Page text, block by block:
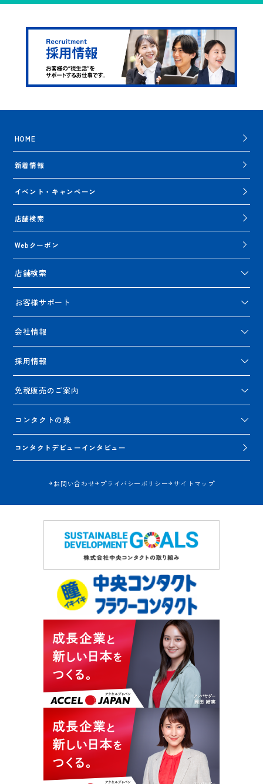
HOME
新着情報
イベント・キャンペーン
店舗検索
Webクーポン
店舗検索
お客様サポート
会社情報
採用情報
免税販売のご案内
コンタクトの泉
コンタクトデビューインタビュー
お問い合わせ プライバシーポリシー サイトマップ